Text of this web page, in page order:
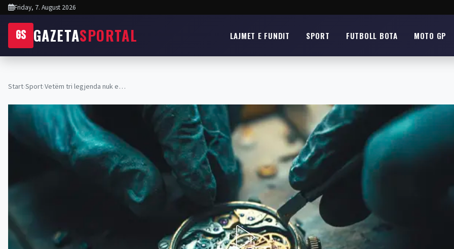
Friday, 7. August 2026
GS GAZETASPORTAL LAJMET E FUNDIT SPORT FUTBOLL BOTA MOTO GP
Start›Sport›Vetëm tri legjenda nuk e…